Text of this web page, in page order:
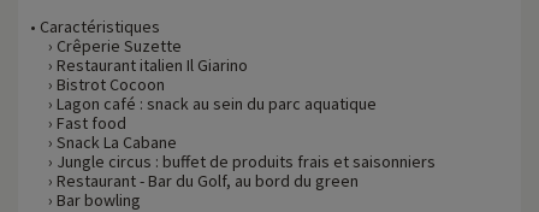
• Caractéristiques
› Crêperie Suzette
› Restaurant italien Il Giarino
› Bistrot Cocoon
› Lagon café : snack au sein du parc aquatique
› Fast food
› Snack La Cabane
› Jungle circus : buffet de produits frais et saisonniers
› Restaurant - Bar du Golf, au bord du green
› Bar bowling